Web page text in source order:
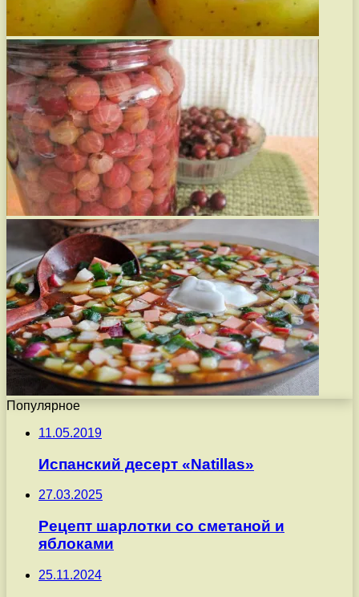
Популярное
11.05.2019
Испанский десерт «Natillas»
27.03.2025
Рецепт шарлотки со сметаной и
яблоками
25.11.2024